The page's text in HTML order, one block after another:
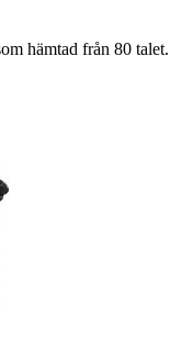
hämtad från 80 talet.